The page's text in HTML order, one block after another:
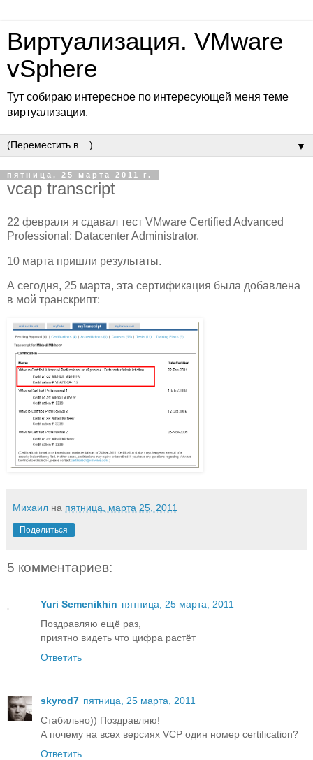
Виртуализация. VMware
vSphere
Тут собираю интересное по интересующей меня теме
виртуализации.
▼
пятница, 25 марта 2011 г.
vcap transcript
22 февраля я сдавал тест VMware Certified Advanced
Professional: Datacenter Administrator.
10 марта пришли результаты.
А сегодня, 25 марта, эта сертификация была добавлена
в мой транскрипт:
Михаил на пятница, марта 25, 2011
Поделиться
5 комментариев:
Yuri Semenikhin пятница, 25 марта, 2011
Поздравляю ещё раз,
приятно видеть что цифра растёт
Ответить
skyrod7 пятница, 25 марта, 2011
Стабильно)) Поздравляю!
А почему на всех версиях VCP один номер certification?
Ответить